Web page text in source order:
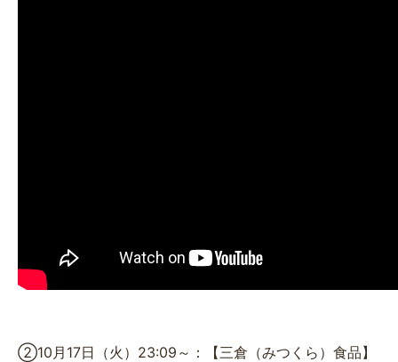
②10月17日（火）23:09～：【三倉（みつくら）食品】